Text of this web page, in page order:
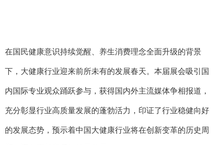
在国民健康意识持续觉醒、养生消费理念全面升级的背景
下，大健康行业迎来前所未有的发展春天。本届展会吸引国
内国际专业观众踊跃参与，获得国内外主流媒体争相报道，
充分彰显行业高质量发展的蓬勃活力，印证了行业稳健向好
的发展态势，预示着中国大健康行业将在创新变革的历史周